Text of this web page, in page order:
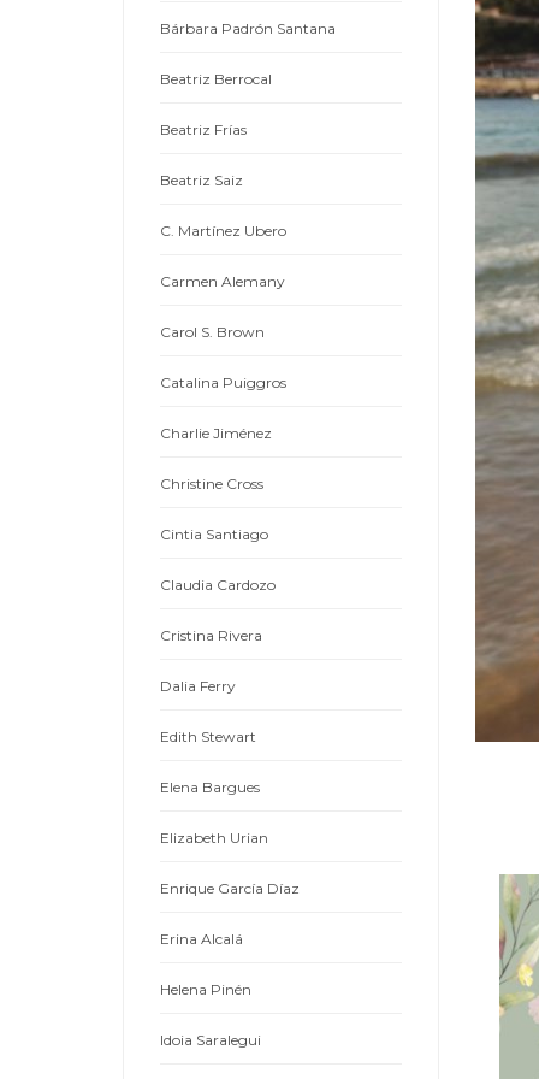
Bárbara Padrón Santana
Beatriz Berrocal
Beatriz Frías
Beatriz Saiz
C. Martínez Ubero
Carmen Alemany
Carol S. Brown
Catalina Puiggros
Charlie Jiménez
Christine Cross
Cintia Santiago
Claudia Cardozo
Cristina Rivera
Dalia Ferry
Edith Stewart
Elena Bargues
Elizabeth Urian
Enrique García Díaz
Erina Alcalá
Helena Pinén
Idoia Saralegui